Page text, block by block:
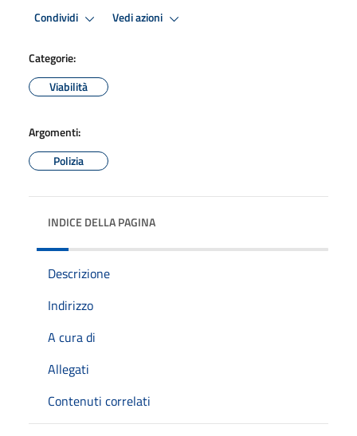
Condividi Vedi azioni
Categorie:
Viabilità
Argomenti:
Polizia
INDICE DELLA PAGINA
Descrizione
Indirizzo
A cura di
Allegati
Contenuti correlati